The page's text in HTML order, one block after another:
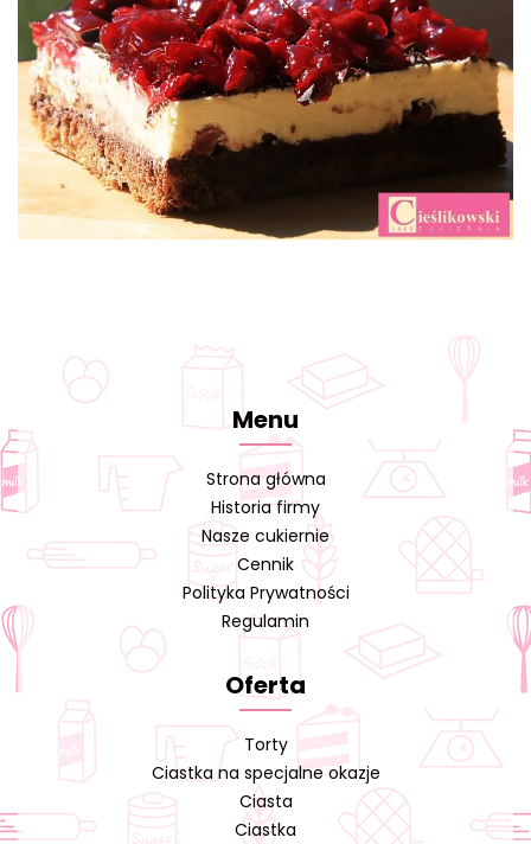
Menu
Strona główna
Historia firmy
Nasze cukiernie
Cennik
Polityka Prywatności
Regulamin
Oferta
Torty
Ciastka na specjalne okazje
Ciasta
Ciastka